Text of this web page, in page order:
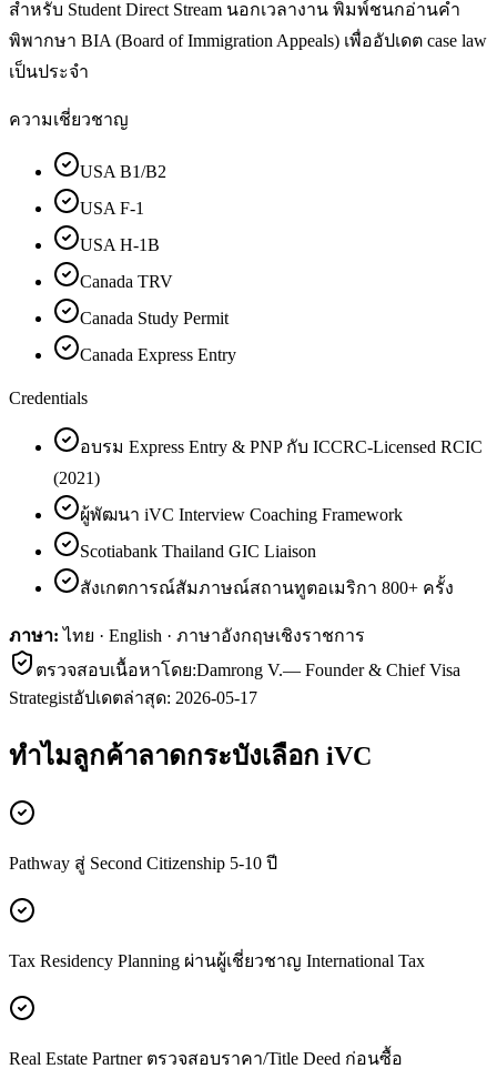
สำหรับ Student Direct Stream นอกเวลางาน พิมพ์ชนกอ่านคำ
พิพากษา BIA (Board of Immigration Appeals) เพื่ออัปเดต case law
เป็นประจำ
ความเชี่ยวชาญ
USA B1/B2
USA F-1
USA H-1B
Canada TRV
Canada Study Permit
Canada Express Entry
Credentials
อบรม Express Entry & PNP กับ ICCRC-Licensed RCIC
(2021)
ผู้พัฒนา iVC Interview Coaching Framework
Scotiabank Thailand GIC Liaison
สังเกตการณ์สัมภาษณ์สถานทูตอเมริกา 800+ ครั้ง
ภาษา: ไทย · English · ภาษาอังกฤษเชิงราชการ
ตรวจสอบเนื้อหาโดย:Damrong V.— Founder & Chief Visa
Strategistอัปเดตล่าสุด: 2026-05-17
ทำไมลูกค้าลาดกระบังเลือก iVC
Pathway สู่ Second Citizenship 5-10 ปี
Tax Residency Planning ผ่านผู้เชี่ยวชาญ International Tax
Real Estate Partner ตรวจสอบราคา/Title Deed ก่อนซื้อ